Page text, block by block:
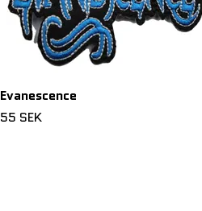
Evanescence
55 SEK